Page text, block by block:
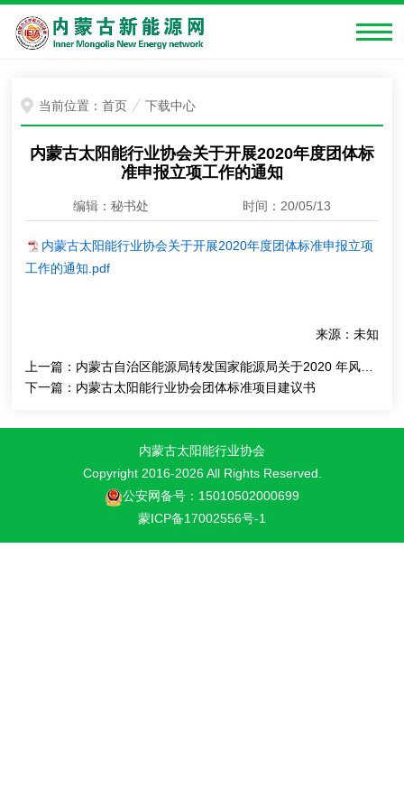
当前位置：首页 下载中心
内蒙古太阳能行业协会关于开展2020年度团体标
准申报立项工作的通知
编辑：秘书处 时间：20/05/13
内蒙古太阳能行业协会关于开展2020年度团体标准申报立项
工作的通知.pdf
来源：未知
上一篇：
下一篇： 内蒙古太阳能行业协会团体标准项目建议书
内蒙古太阳能行业协会
Copyright 2016-2026 All Rights Reserved.
公安网备号：15010502000699
蒙ICP备17002556号-1